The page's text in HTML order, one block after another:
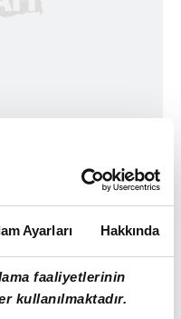
Ayarları Hakkında
faaliyetlerinin
kullanılmaktadır.
#TÜRKÇE